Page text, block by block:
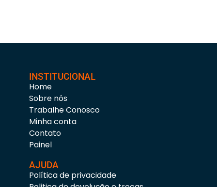
INSTITUCIONAL
Home
Sobre nós
Trabalhe Conosco
Minha conta
Contato
Painel
AJUDA
Política de privacidade